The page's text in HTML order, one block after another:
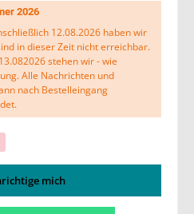
2026
12.08.2026 haben wir
in dieser Zeit nicht erreichbar.
stehen wir - wie
Alle Nachrichten und
nach Bestelleingang
mich